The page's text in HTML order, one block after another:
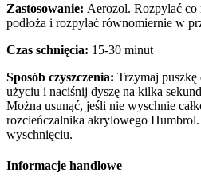
Zastosowanie: Aerozol. Rozpylać co
podłoża i rozpylać równomiernie w
Czas schnięcia: 15-30 minut
Sposób czyszczenia: Trzymaj
użyciu i naciśnij dyszę na kilka
Można usunąć, jeśli nie wyschnie
rozcieńczalnika akrylowego
wyschnięciu.
Informacje handlowe